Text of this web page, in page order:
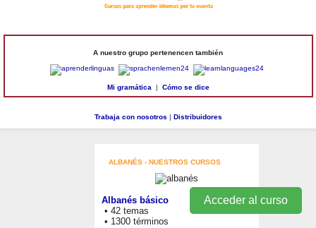
Acceder al curso
A nuestro grupo pertenencen también
Mi gramática | Cómo se dice
Trabaja con nosotros | Distribuidores
ALBANÉS - NUESTROS CURSOS
Albanés básico
• 42 temas
• 1300 términos